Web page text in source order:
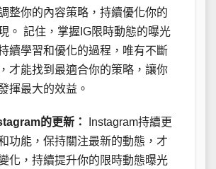
整你的內容策略，持續優化你的
。 記住，掌握IG限時動態的曝光
續學習和優化的過程，唯有不斷
才能找到最適合你的策略，讓你
揮最大的效益。
的更新：
Instagram持續更
功能，保持關注最新的動態，才
化，持續提升你的限時動態曝光